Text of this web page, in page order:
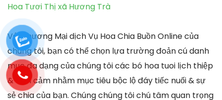
Hoa Tươi Thị xã Hương Trà
Với Thương Mại dịch Vụ Hoa Chia Buồn Online của
chúng tôi, bạn có thể chọn lựa trường đoản cú danh
mục đa dạng của chúng tôi các bó hoa tuoi lịch thiệp
& tình cảm nhằm mục tiêu bộc lộ đáy tiếc nuối & sự
sẻ chia của bạn. Chúng chúng tôi chú tâm quan trọng